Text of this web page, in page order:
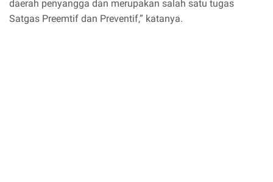
daerah penyangga dan merupakan salah satu tugas
Satgas Preemtif dan Preventif,” katanya.